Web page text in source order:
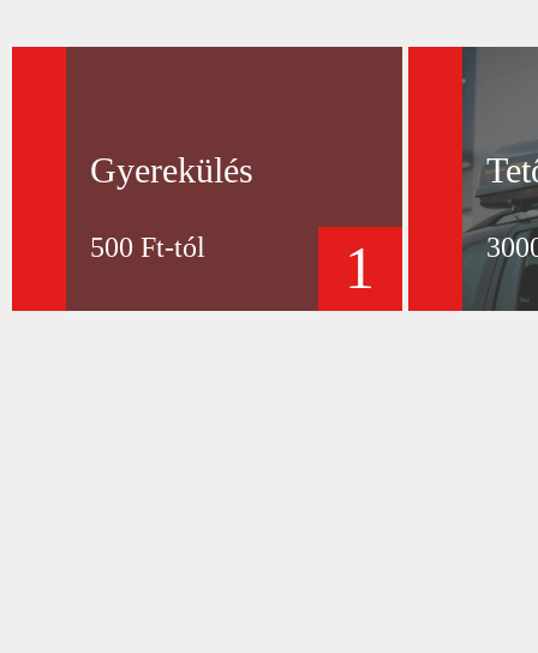
Gyerekülés
500 Ft-tól 1